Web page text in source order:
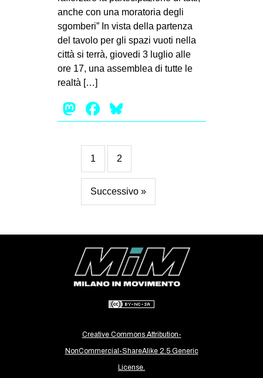
anche con una moratoria degli
sgomberi” In vista della partenza
del tavolo per gli spazi vuoti nella
città si terrà, giovedi 3 luglio alle
ore 17, una assemblea di tutte le
realtà […]
Mastodon
Facebook
1 2
Successivo »
Creative Commons Attribution-
NonCommercial-ShareAlike 2.5 Generic
License.